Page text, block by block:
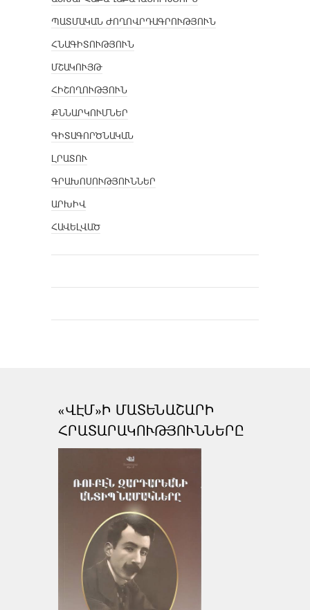
ՊԱՏՄԱԿԱՆ ԺՈՂՈՎՐԴԱԳՐՈՒԹՅՈՒՆ
ՀՆԱԳԻՏՈՒԹՅՈՒՆ
ՄՇԱԿՈՒՅԹ
ՀԻՇՈՂՈՒԹՅՈՒՆ
ՔՆՆԱՐԿՈՒՄՆԵՐ
ԳԻՏԱԳՈՐԾՆԱԿԱՆ
ԼՐԱՏՈՒ
ԳՐԱԽՈՍՈՒԹՅՈՒՆՆԵՐ
ԱՐԽԻՎ
ՀԱՎԵԼՎԱԾ
«ՎԷՄ»Ի ՄԱՏԵՆԱՇԱՐԻ
ՀՐԱՏԱՐԱԿՈՒԹՅՈՒՆՆԵՐԸ